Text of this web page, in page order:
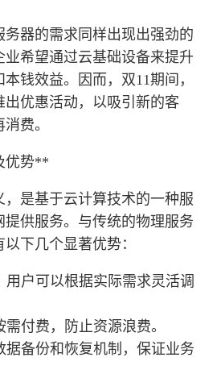
器的需求同样出现出强劲的
业希望通过云基础设备来提升
钱效益。因而，双11期间，
优惠活动，以吸引新的客
费。
优势**
，是基于云计算技术的一种服
提供服务。与传统的物理服务
下几个显著优势：
户可以根据实际需求灵活调
付费，防止资源浪费。
备份和恢复机制，保证业务